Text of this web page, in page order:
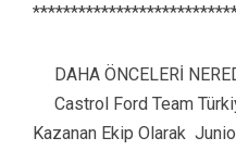
DAHA ÖNCELERİ
Castrol Ford Team
Kazanan Ekip Olarak